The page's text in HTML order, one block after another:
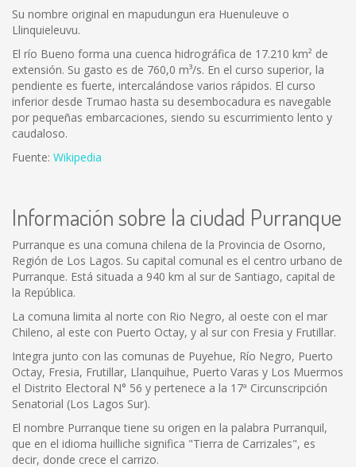
Su nombre original en mapudungun era Huenuleuve o
Llinquieleuvu.
El río Bueno forma una cuenca hidrográfica de 17.210 km² de
extensión. Su gasto es de 760,0 m³/s. En el curso superior, la
pendiente es fuerte, intercalándose varios rápidos. El curso
inferior desde Trumao hasta su desembocadura es navegable
por pequeñas embarcaciones, siendo su escurrimiento lento y
caudaloso.
Fuente: Wikipedia
Información sobre la ciudad Purranque
Purranque es una comuna chilena de la Provincia de Osorno,
Región de Los Lagos. Su capital comunal es el centro urbano de
Purranque. Está situada a 940 km al sur de Santiago, capital de
la República.
La comuna limita al norte con Rio Negro, al oeste con el mar
Chileno, al este con Puerto Octay, y al sur con Fresia y Frutillar.
Integra junto con las comunas de Puyehue, Río Negro, Puerto
Octay, Fresia, Frutillar, Llanquihue, Puerto Varas y Los Muermos
el Distrito Electoral N° 56 y pertenece a la 17ª Circunscripción
Senatorial (Los Lagos Sur).
El nombre Purranque tiene su origen en la palabra Purranquil,
que en el idioma huilliche significa "Tierra de Carrizales", es
decir, donde crece el carrizo.